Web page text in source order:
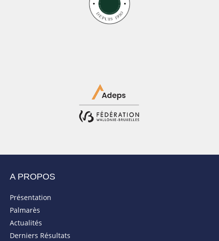
A PROPOS
Présentation
Palmarès
Actualités
Derniers Résultats